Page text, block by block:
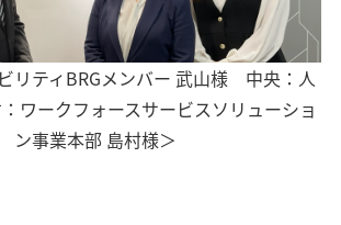
リティBRGメンバー 武山様 中央：人
ワークフォースサービスソリューショ
ン事業本部 島村様＞